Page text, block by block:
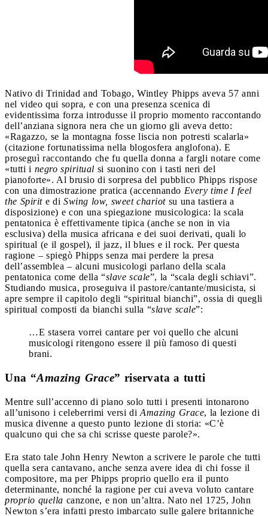
Nativo di Trinidad and Tobago, Wintley Phipps aveva 57 anni
nel video qui sopra, e con una presenza scenica di
evidentissima forza introdusse il proprio momento raccontando
dell’anziana signora nera che un giorno gli aveva detto:
«Ragazzo, se la montagna fosse liscia non potresti scalarla»
(citazione fortunatissima nella blogosfera anglofona). E
proseguì raccontando che fu quella donna a fargli notare come
«tutti i negro spiritual si suonino con i tasti neri del
pianoforte». Al brusio di sorpresa del pubblico Phipps rispose
con una dimostrazione pratica (accennando Every time I feel
the Spirite di Swing low, sweet chariotsu una tastiera a
disposizione) e con una spiegazione musicologica: la scala
pentatonica è effettivamente tipica (anche se non in via
esclusiva) della musica africana e dei suoi derivati, quali lo
spiritual (e il gospel), il jazz, il blues e il rock. Per questa
ragione – spiegò Phipps senza mai perdere la presa
dell’assemblea – alcuni musicologi parlano della scala
pentatonica come della “slave scale”, la “scala degli schiavi”.
Studiando musica, proseguiva il pastore/cantante/musicista, si
apre sempre il capitolo degli “spiritual bianchi”, ossia di quegli
spiritual composti da bianchi sulla “slave scale”:
…E stasera vorrei cantare per voi quello che alcuni
musicologi ritengono essere il più famoso di questi
brani.
Una “Amazing Grace” riservata a tutti
Mentre sull’accenno di piano solo tutti i presenti intonarono
all’unisono i celeberrimi versi di Amazing Grace, la lezione di
musica divenne a questo punto lezione di storia: «C’è
qualcuno qui che sa chi scrisse queste parole?».
Era stato tale John Henry Newton a scrivere le parole che tutti
quella sera cantavano, anche senza avere idea di chi fosse il
compositore, ma per Phipps proprio quello era il punto
determinante, nonché la ragione per cui aveva voluto cantare
proprio quella canzone, e non un’altra. Nato nel 1725, John
Newton s’era infatti presto imbarcato sulle galere britanniche